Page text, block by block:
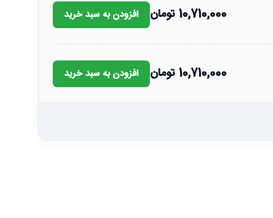
10,710,000تومان افزودن به سبد خرید
10,710,000تومان افزودن به سبد خرید